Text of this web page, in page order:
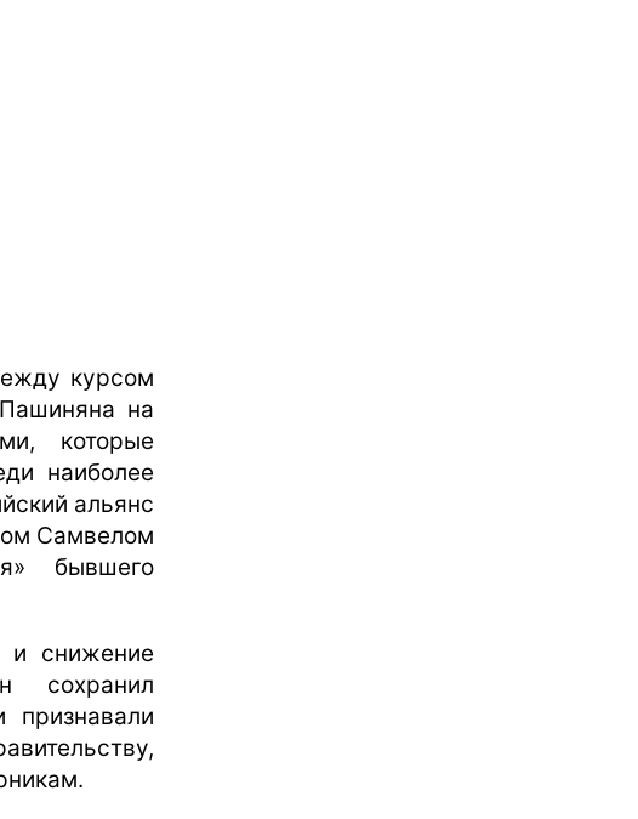
курсом
на
которые
наиболее
альянс
Самвелом
бывшего
и снижение
сохранил
признавали